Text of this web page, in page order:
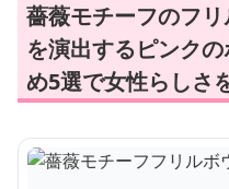
薔薇モチーフのフ
を演出するピンク
め5選で女性らしさ